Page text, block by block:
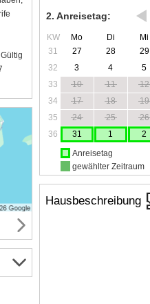
2. Anreisetag:
KW Mo Di Mi
31
27 28 29
32
3 4 5
33
10 11 12
34
17 18 19
35
24 25 26
36
31 1 2
Anreisetag
gewählter Zeitraum
Hausbeschreibung